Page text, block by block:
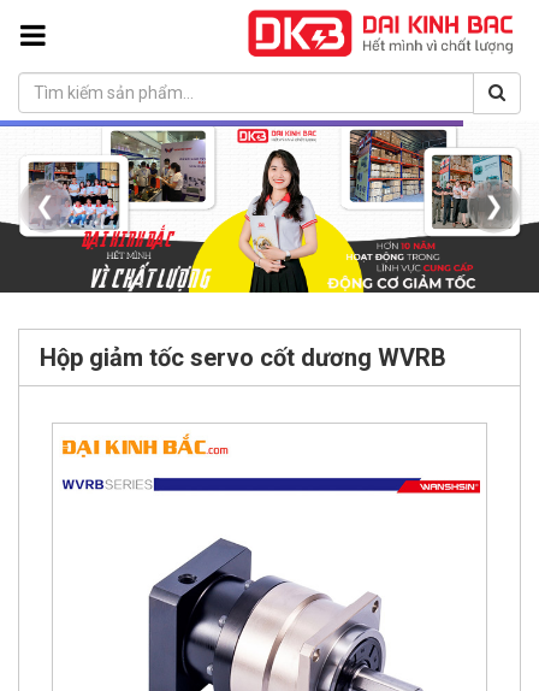
❮ ❯
Hộp giảm tốc servo cốt dương WVRB